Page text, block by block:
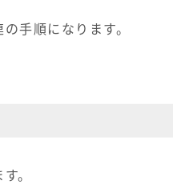
手順になります。
。